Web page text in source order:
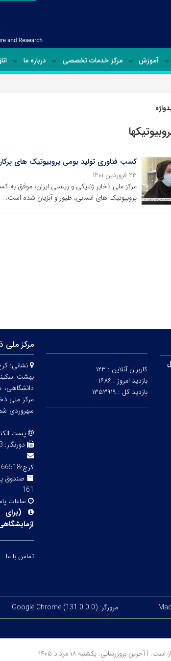
آموزش مرکز خدمات تخصصی درباره ما
کسب فناوری تولید بومی پروبیوتیک های
۲۳ فروردین ۱۴۰۱
مرکز ملی ذخایر ژنتیکی و زیستی ایران، موفق به
پروبیوتیک های انسانی، طیور و آبزیان شده است.
کاربران آنلاین : ۱۲۳
بازدید امروز : ۱۶۸۶
بازدید کل : ۱۳۵۳۹۱۹
مرکز ملی
نشانی:
بهشت
دانشگاهی،
مرکز ملی
سهروردی
پست
دورنگار:
کرج:3365166518
صندوق
161
ساعات
(
تماس با ما
مرورگر: Google Chrome (131.0.0.0)
بروزرسانی: یکشنبه ۱۸ مرداد ۱۴۰۵